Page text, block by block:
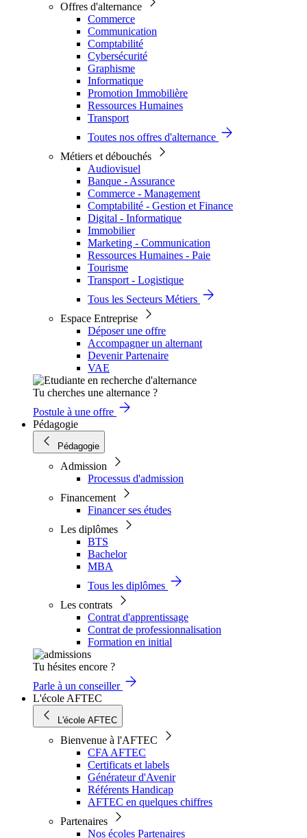
Offres d'alternance
Commerce
Communication
Comptabilité
Cybersécurité
Graphisme
Informatique
Promotion Immobilière
Ressources Humaines
Transport
Toutes nos offres d'alternance
Métiers et débouchés
Audiovisuel
Banque - Assurance
Commerce - Management
Comptabilité - Gestion et Finance
Digital - Informatique
Immobilier
Marketing - Communication
Ressources Humaines - Paie
Tourisme
Transport - Logistique
Tous les Secteurs Métiers
Espace Entreprise
Déposer une offre
Accompagner un alternant
Devenir Partenaire
VAE
Tu cherches une alternance ?
Postule à une offre
Pédagogie
Pédagogie
Admission
Processus d'admission
Financement
Financer ses études
Les diplômes
BTS
Bachelor
MBA
Tous les diplômes
Les contrats
Contrat d'apprentissage
Contrat de professionnalisation
Formation en initial
Tu hésites encore ?
Parle à un conseiller
L'école AFTEC
L'école AFTEC
Bienvenue à l'AFTEC
CFA AFTEC
Certificats et labels
Générateur d'Avenir
Référents Handicap
AFTEC en quelques chiffres
Partenaires
Nos écoles Partenaires